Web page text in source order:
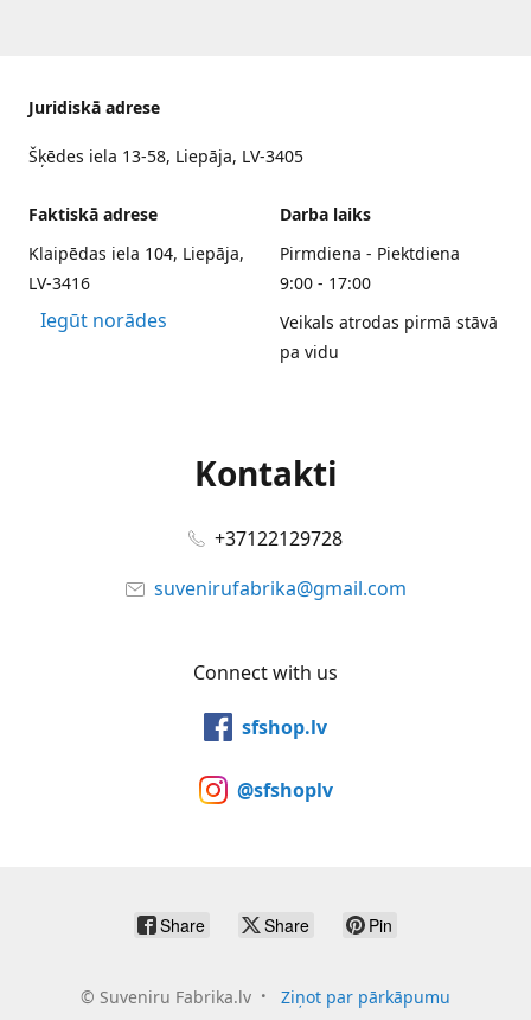
Juridiskā adrese
Šķēdes iela 13-58, Liepāja, LV-3405
Faktiskā adrese
Klaipēdas iela 104, Liepāja,
LV-3416
Iegūt norādes
Darba laiks
Pirmdiena - Piektdiena
9:00 - 17:00
Veikals atrodas pirmā stāvā
pa vidu
Kontakti
+37122129728
suvenirufabrika@gmail.com
Connect with us
sfshop.lv
@sfshoplv
Share Share Pin
© Suveniru Fabrika.lv Ziņot par pārkāpumu